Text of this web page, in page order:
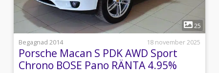
1
25
Begagnad 2014
18 november 2025
Porsche Macan S PDK AWD Sport
Chrono BOSE Pano RÄNTA 4.95%